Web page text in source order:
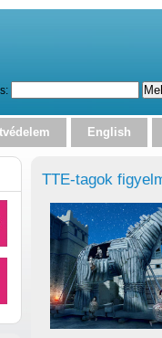
English
TTE-tagok